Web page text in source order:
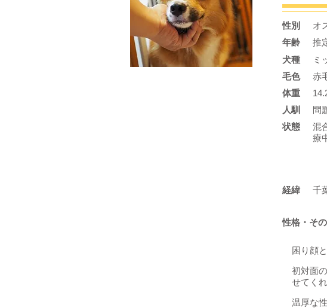
性別
オ
年齢
推
ミ
​犬種
​毛色
赤
体重
人馴
問
状態
混
療
​経緯 千
性格・そ
困り顔
初対面
せてくれ
温厚な